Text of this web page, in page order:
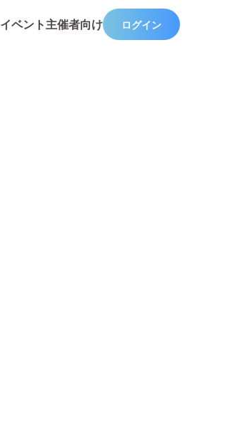
イベント主催者向け ログイン